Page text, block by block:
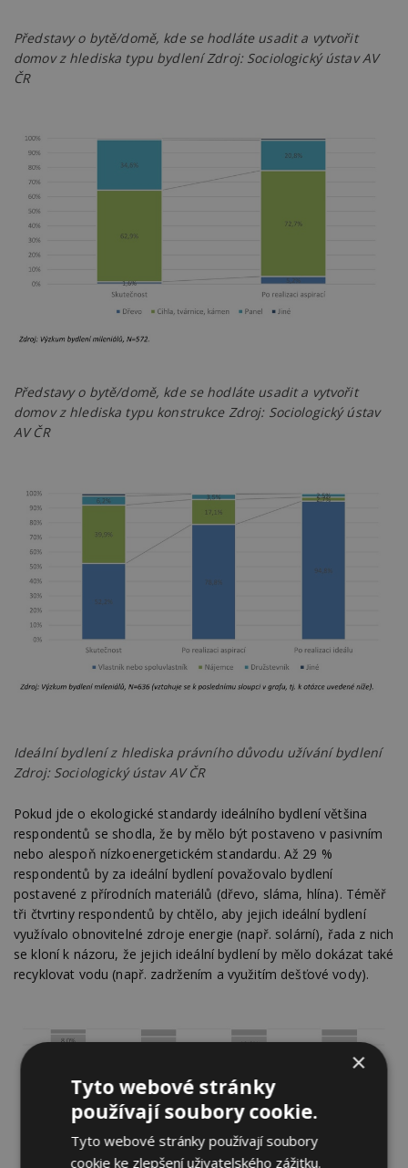
Představy o bytě/domě, kde se hodláte usadit a vytvořit
domov z hlediska typu bydlení Zdroj: Sociologický ústav AV
ČR
Představy o bytě/domě, kde se hodláte usadit a vytvořit
domov z hlediska typu konstrukce Zdroj: Sociologický ústav
AV ČR
Ideální bydlení z hlediska právního důvodu užívání bydlení
Zdroj: Sociologický ústav AV ČR
Pokud jde o ekologické standardy ideálního bydlení většina
respondentů se shodla, že by mělo být postaveno v pasivním
nebo alespoň nízkoenergetickém standardu. Až 29 %
respondentů by za ideální bydlení považovalo bydlení
postavené z přírodních materiálů (dřevo, sláma, hlína). Téměř
tři čtvrtiny respondentů by chtělo, aby jejich ideální bydlení
využívalo obnovitelné zdroje energie (např. solární), řada z nich
se kloní k názoru, že jejich ideální bydlení by mělo dokázat také
recyklovat vodu (např. zadržením a využitím dešťové vody).
×
Tyto webové stránky
používají soubory cookie.
Tyto webové stránky používají soubory
cookie ke zlepšení uživatelského zážitku.